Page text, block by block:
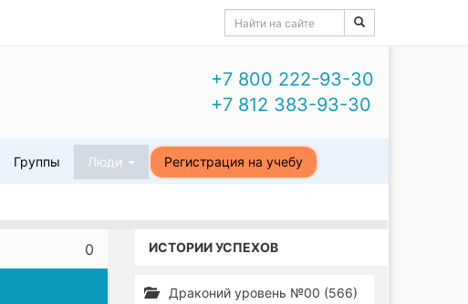
+7 800 222-93-30
+7 812 383-93-30
Группы Люди Регистрация на учебу
0 ИСТОРИИ УСПЕХОВ
Драконий уровень №00 (566)